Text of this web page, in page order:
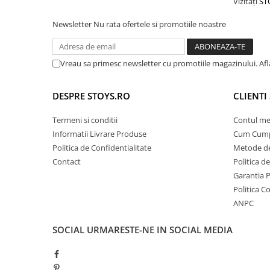
Newsletter Nu rata ofertele si promotiile noastre
Vreau sa primesc newsletter cu promotiile magazinului.
DESPRE STOYS.RO
Termeni si conditii
Informatii Livrare Produse
Politica de Confidentialitate
Contact
CLIENTI
Contul
Cum
Metode
Politica
Garantia
Politica
ANPC
SOCIAL URMARESTE-NE IN SOCIAL MEDIA